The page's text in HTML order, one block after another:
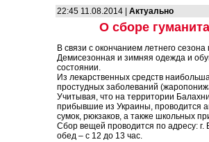
22:45 11.08.2014 | Актуально
О сборе
В связи с окончанием летнего
Демисезонная и зимняя одежда и
состоянии.
Из лекарственных средств
простудных заболеваний
Учитывая, что на территории
прибывшие из Украины, проводится
сумок, рюкзаков, а также школьных
Сбор вещей проводится по адресу: г.
обед – с 12 до 13 час.